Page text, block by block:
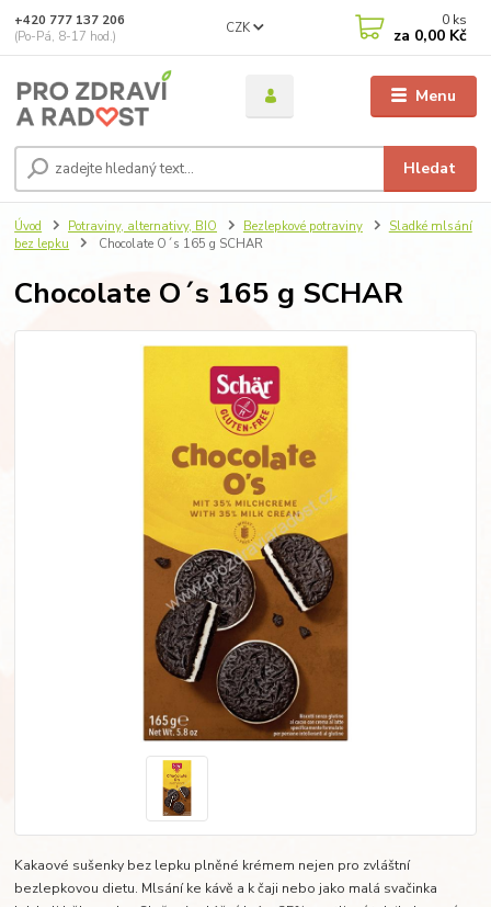
Menu
CZK
Hledat
+420 777 137 206
(Po-Pá, 8-17 hod.)
0 ks
za 0,00 Kč
Úvod Potraviny, alternativy, BIO Bezlepkové potraviny
Sladké mlsání
bez lepku
Chocolate O´s 165 g SCHAR
Chocolate O´s 165 g SCHAR
Kakaové sušenky bez lepku plněné krémem nejen pro zvláštní
bezlepkovou dietu. Mlsání ke kávě a k čaji nebo jako malá svačinka